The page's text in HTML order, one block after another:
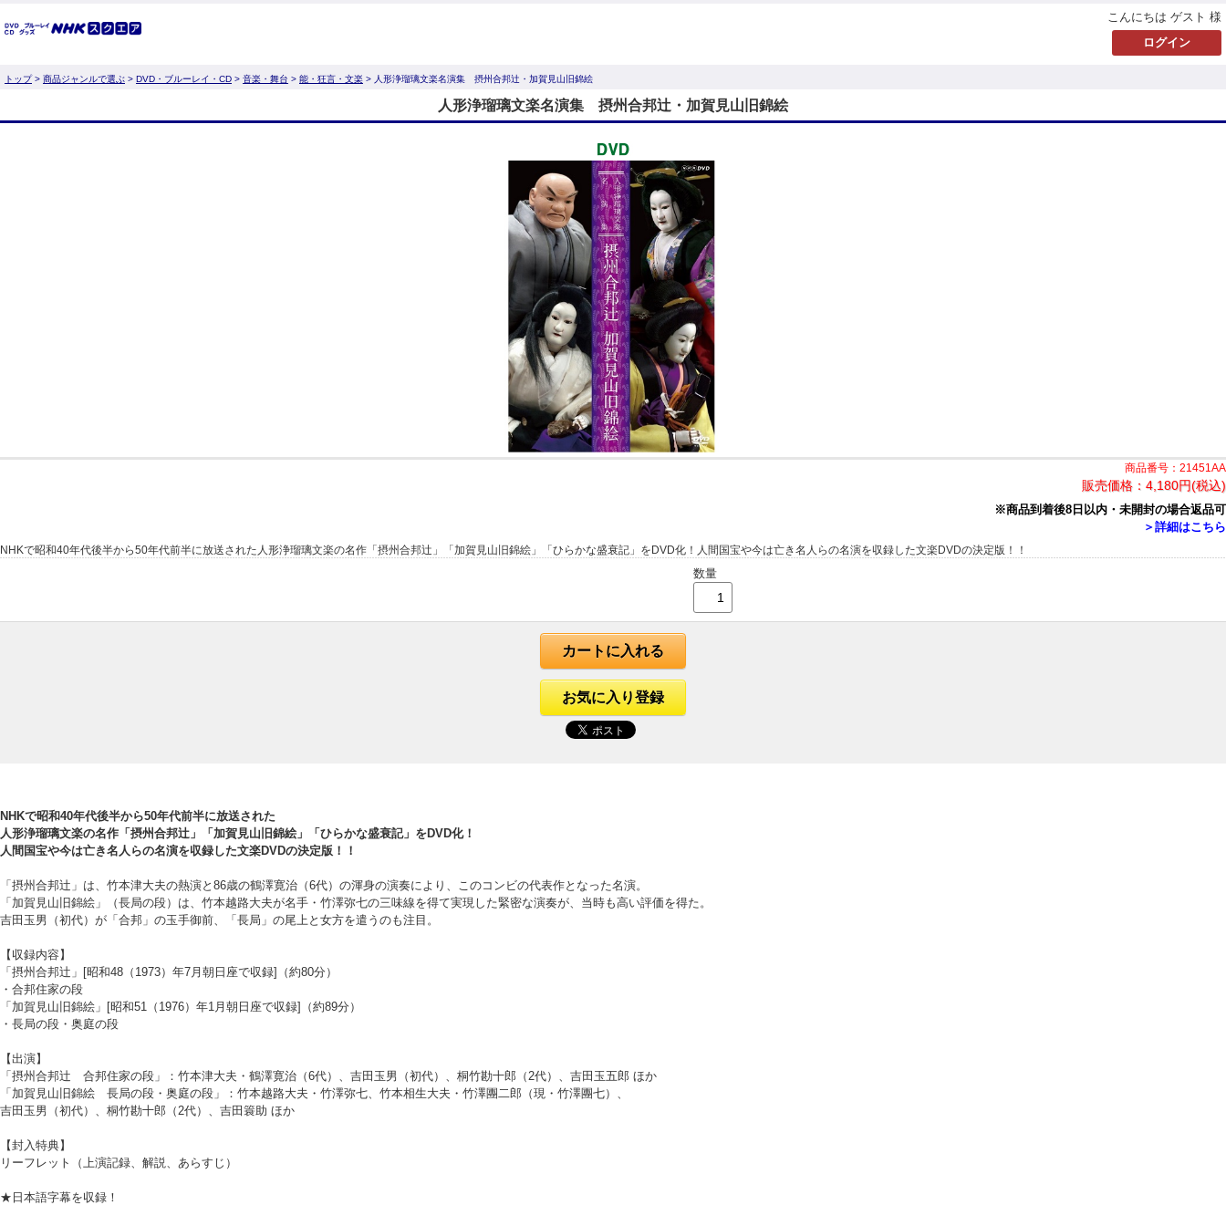
こんにちは ゲスト 様
トップ> 商品ジャンルで選ぶ > DVD・ブルーレイ・CD > 音楽・舞台 > 能・狂言・文楽 > 人形浄瑠璃文楽名演集 摂州合邦辻・加賀見山旧錦絵
人形浄瑠璃文楽名演集 摂州合邦辻・加賀見山旧錦絵
商品番号：21451AA
販売価格： 4,180円(税込)
※商品到着後8日以内・未開封の場合返品可
＞詳細はこちら
NHKで昭和40年代後半から50年代前半に放送された人形浄瑠璃文楽の名作「摂州合邦辻」「加賀見山旧錦絵」「ひらかな盛衰記」をDVD化！人間国宝や今は亡き名人らの名演を収録した文楽DVDの決定版！！
数量
カートに入れる
お気に入り登録
NHKで昭和40年代後半から50年代前半に放送された
人形浄瑠璃文楽の名作「摂州合邦辻」「加賀見山旧錦絵」「ひらかな盛衰記」をDVD化！
人間国宝や今は亡き名人らの名演を収録した文楽DVDの決定版！！
「摂州合邦辻」は、竹本津大夫の熱演と86歳の鶴澤寛治（6代）の渾身の演奏により、このコンビの代表作となった名演。
「加賀見山旧錦絵」（長局の段）は、竹本越路大夫が名手・竹澤弥七の三味線を得て実現した緊密な演奏が、当時も高い評価を得た。
吉田玉男（初代）が「合邦」の玉手御前、「長局」の尾上と女方を遣うのも注目。
【収録内容】
「摂州合邦辻」[昭和48（1973）年7月朝日座で収録]（約80分）
・合邦住家の段
「加賀見山旧錦絵」[昭和51（1976）年1月朝日座で収録]（約89分）
・長局の段・奥庭の段
【出演】
「摂州合邦辻 合邦住家の段」：竹本津大夫・鶴澤寛治（6代）、吉田玉男（初代）、桐竹勘十郎（2代）、吉田玉五郎 ほか
「加賀見山旧錦絵 長局の段・奥庭の段」：竹本越路大夫・竹澤弥七、竹本相生大夫・竹澤團二郎（現・竹澤團七）、
吉田玉男（初代）、桐竹勘十郎（2代）、吉田簑助 ほか
【封入特典】
リーフレット（上演記録、解説、あらすじ）
★日本語字幕を収録！